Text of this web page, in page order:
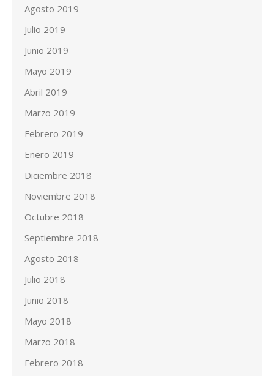
Agosto 2019
Julio 2019
Junio 2019
Mayo 2019
Abril 2019
Marzo 2019
Febrero 2019
Enero 2019
Diciembre 2018
Noviembre 2018
Octubre 2018
Septiembre 2018
Agosto 2018
Julio 2018
Junio 2018
Mayo 2018
Marzo 2018
Febrero 2018